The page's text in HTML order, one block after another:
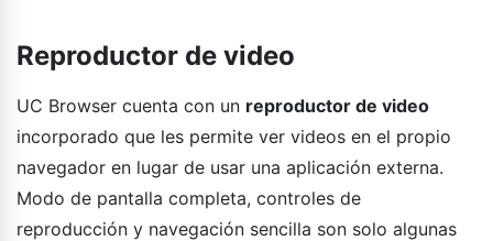
Reproductor de video
UC Browser cuenta con un reproductor de video
incorporado que les permite ver videos en el propio
navegador en lugar de usar una aplicación externa.
Modo de pantalla completa, controles de
reproducción y navegación sencilla son solo algunas